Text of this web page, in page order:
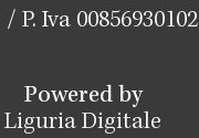
/ P. Iva 00856930102
Powered by
Liguria Digitale